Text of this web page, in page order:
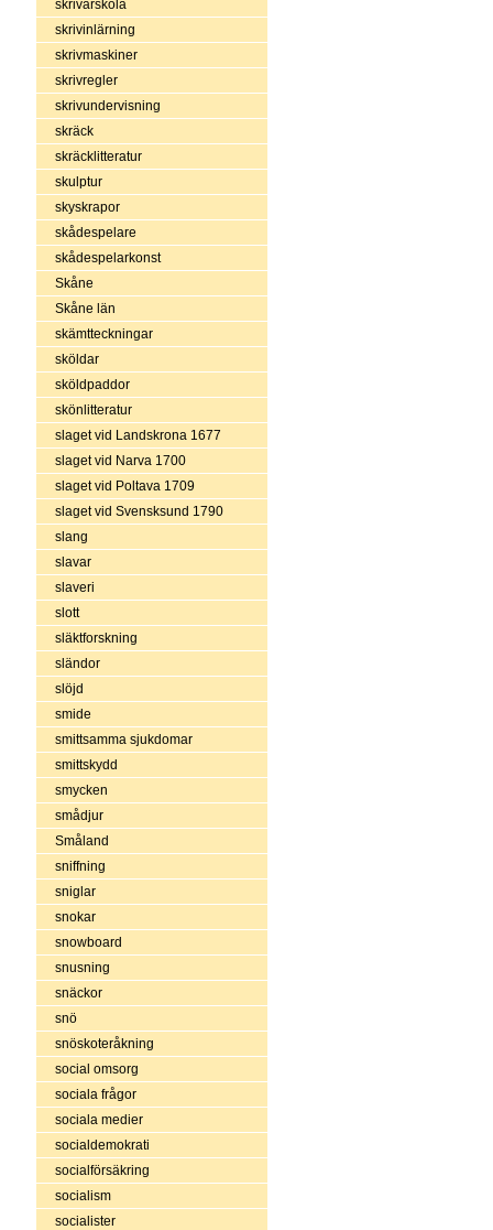
skrivarskola
skrivinlärning
skrivmaskiner
skrivregler
skrivundervisning
skräck
skräcklitteratur
skulptur
skyskrapor
skådespelare
skådespelarkonst
Skåne
Skåne län
skämtteckningar
sköldar
sköldpaddor
skönlitteratur
slaget vid Landskrona 1677
slaget vid Narva 1700
slaget vid Poltava 1709
slaget vid Svensksund 1790
slang
slavar
slaveri
slott
släktforskning
sländor
slöjd
smide
smittsamma sjukdomar
smittskydd
smycken
smådjur
Småland
sniffning
sniglar
snokar
snowboard
snusning
snäckor
snö
snöskoteråkning
social omsorg
sociala frågor
sociala medier
socialdemokrati
socialförsäkring
socialism
socialister